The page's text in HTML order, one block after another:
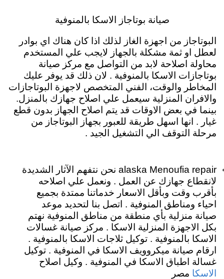
صيانة بوتاجاز الاسكا بالمنوفية
البوتاجاز من اجهزة الغاز لذلك اذا كان هناك اي بوادر
لعطل او ثمة مشكلة بالجهاز لايجب علي المستخدم
محاولة اصلاحة لابد من التواصل مع مركز صيانة
بوتاجازات الاسكا بالمنوفية . لان ذلك قد يوفر عليك
المخاطر والوقت، الفني المتخصص لاجهزة البوتاجازات
والافران المنزلية سيعمل علي اصلاح جهازك بالمنزل.
بينما في بعض الاوقات قد يتم اصلاح الجهاز بدون قطع
غيار . انها اسهل طريقة للعبور بجهاز البوتاجاز من
مرحلة التوقف الي التشغيل الجيد .
alaska Menoufia repair نحن نتفهم الآثار الشديدة
لانقطاع جهازك عن العمل . ونعمل علي اصلاحه
بأقرب وقت وبأقل الاسعار خدماتنا ممتدة بجميع
احياء ومناطق المنوفية . اتصل بنا لتحديد موعد
صيانة منزلية بأي منطقة من مناطق المنوفية نهتم
بكل الاجهزة المنزلية الاسكا . مركز صيانة غسالات
الاسكا بالمنوفية . توكيل ثلاجات الاسكا بالمنوفية .
ارقام صيانة ميكروويف الاسكا في المنوفية . توكيل
غسالة اطباق الاسكا في المنوفية . وكيل اصلاح
الاسكا مصر